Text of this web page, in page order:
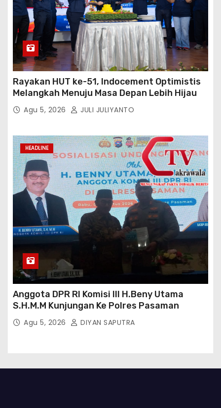
Rayakan HUT ke-51, Indocement Optimistis
Melangkah Menuju Masa Depan Lebih Hijau
Agu 5, 2026 JULI JULIYANTO
HEADLINE
Anggota DPR RI Komisi III H.Beny Utama
S.H.M.M Kunjungan Ke Polres Pasaman
Agu 5, 2026 DIYAN SAPUTRA